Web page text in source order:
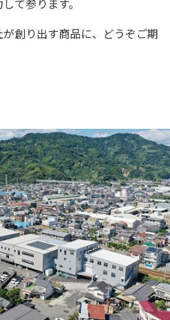
て参ります。
創り出す商品に、どうぞご期